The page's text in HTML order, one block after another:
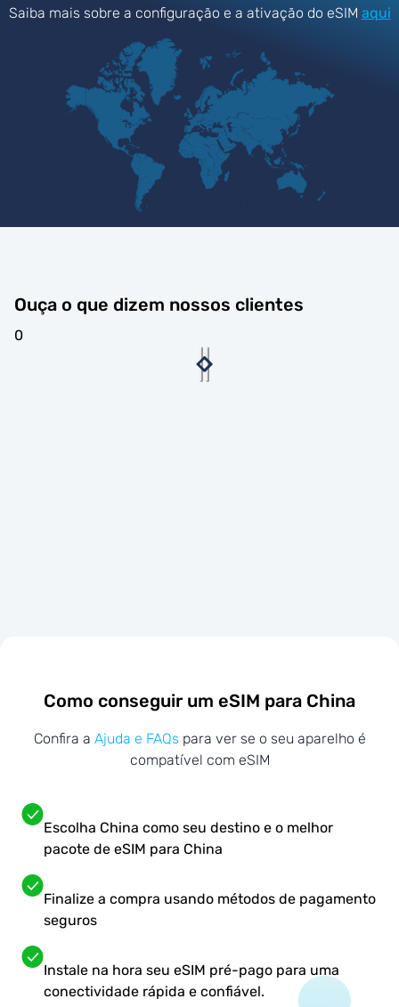
Saiba mais sobre a configuração e a ativação do eSIM aqui
Ouça o que dizem nossos clientes
0
Como conseguir um eSIM para China
Confira a Ajuda e FAQs para ver se o seu aparelho é
compatível com eSIM
Escolha China como seu destino e o melhor
pacote de eSIM para China
Finalize a compra usando métodos de pagamento
seguros
Instale na hora seu eSIM pré-pago para uma
conectividade rápida e confiável.